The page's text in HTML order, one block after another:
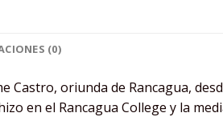
(0)
Castro, oriunda de Rancagua,
en el Rancagua College y la